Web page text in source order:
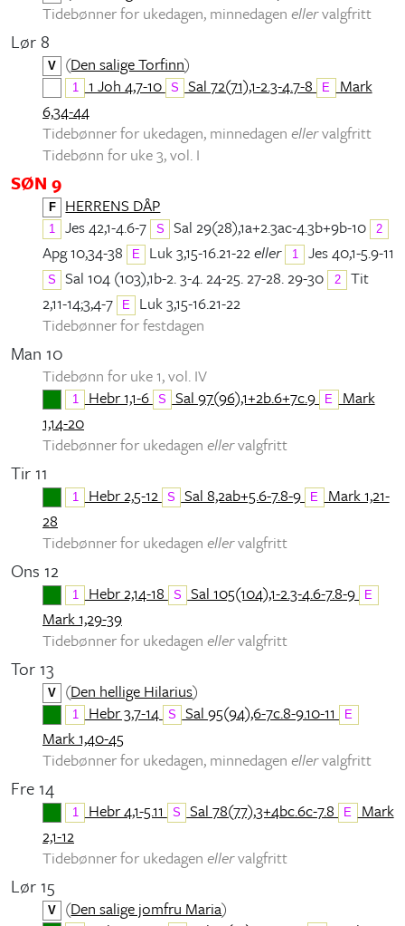
Tidebønner for ukedagen, minnedagen ellervalgfritt
Lør 8
V (Den salige Torfinn)
1 1 Joh 4,7-10 S Sal 72(71),1-2.3-4.7-8 E Mark
6,34-44
Tidebønner for ukedagen, minnedagen ellervalgfritt
Tidebønn for uke 3, vol. I
SØN 9
F HERRENS DÅP
1 Jes 42,1-4.6-7 S Sal 29(28),1a+2.3ac-4.3b+9b-10 2
Apg 10,34-38 E Luk 3,15-16.21-22eller 1 Jes 40,1-5.9-11
S Sal 104 (103),1b-2. 3-4. 24-25. 27-28. 29-30 2 Tit
2,11-14;3,4-7
E
Luk 3,15-16.21-22
Tidebønner for festdagen
Man 10
Tidebønn for uke 1, vol. IV
1 Hebr 1,1-6 S Sal 97(96),1+2b.6+7c.9 E Mark
1,14-20
Tidebønner for ukedagen ellervalgfritt
Tir 11
1 Hebr 2,5-12 S Sal 8,2ab+5.6-7.8-9 E Mark 1,21-
28
Tidebønner for ukedagen ellervalgfritt
Ons 12
1 Hebr 2,14-18 S Sal 105(104),1-2.3-4.6-7.8-9 E
Mark 1,29-39
Tidebønner for ukedagen ellervalgfritt
Tor 13
V (Den hellige Hilarius)
1 Hebr 3,7-14 S Sal 95(94),6-7c.8-9.10-11 E
Mark 1,40-45
Tidebønner for ukedagen, minnedagen ellervalgfritt
Fre 14
1 Hebr 4,1-5.11 S Sal 78(77),3+4bc.6c-7.8 E Mark
2,1-12
Tidebønner for ukedagen ellervalgfritt
Lør 15
V (Den salige jomfru Maria)